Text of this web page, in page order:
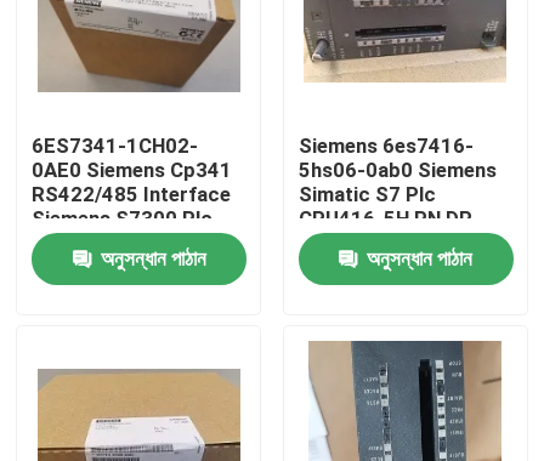
বাড়ি
6ES7341-1CH02-
0AE0 Siemens Cp341
RS422/485 Interface
Siemens S7300 Plc
Safety Cpu
অনুসন্ধান পাঠান
Siemens 6es7416-
5hs06-0ab0 Siemens
Simatic S7 Plc
CPU416-5H PN DP
16MB F সেন্ট্রাল প্রসেসিং
ইউনিট
অনুসন্ধান পাঠান